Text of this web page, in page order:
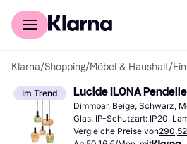
Für Shopper
Klarna/Shopping/Möbel & Haushalt/
Im Trend Lucide ILONA
Dimmbar, Beige, Schwarz,
Glas, IP-Schutzart: IP20,
Vergleiche Preise von